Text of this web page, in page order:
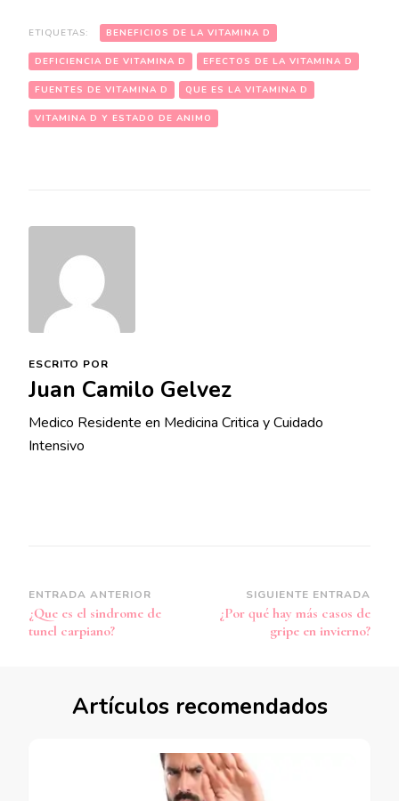
ETIQUETAS: BENEFICIOS DE LA VITAMINA D
DEFICIENCIA DE VITAMINA D EFECTOS DE LA VITAMINA D
FUENTES DE VITAMINA D QUE ES LA VITAMINA D
VITAMINA D Y ESTADO DE ANIMO
ESCRITO POR
Juan Camilo Gelvez
Medico Residente en Medicina Critica y Cuidado
Intensivo
Navegación
de
entradas
ENTRADA ANTERIOR
¿Que es el sindrome de
tunel carpiano?
SIGUIENTE ENTRADA
¿Por qué hay más casos de
gripe en invierno?
Artículos recomendados